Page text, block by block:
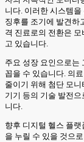
니다. 이러한 시스템
징후를 조기에 발견하
격 진료로의 전환은
고 있습니다.
주요 성장 요인으로는
꼽을 수 있습니다. 의
줄이기 위해 첨단 모
기기 등의 기술 발전
니다.
향후 디지털 헬스 플
을 누릴 수 있을 것으